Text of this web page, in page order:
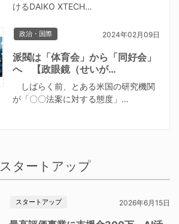
けるDAIKO XTECH…
政治・国際 2024年02月09日
派閥は「体育会」から「同好会」
へ 【政眼鏡（せいが…
しばらく前、とある米国の研究機関
が「〇〇法案に対する態度」…
スタートアップ
スタートアップ 2026年6月15日